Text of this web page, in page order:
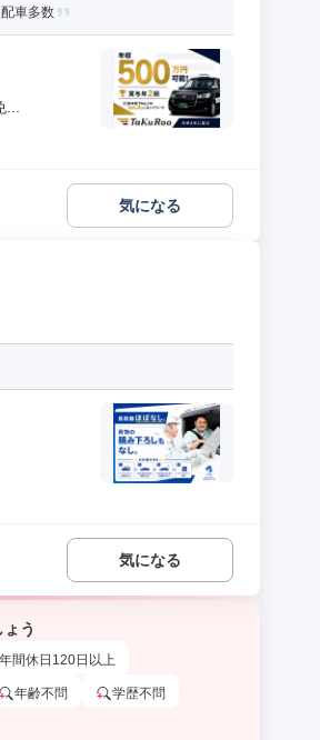
車多数
気になる
気になる
う
年間休日120日以上
年齢不問 学歴不問